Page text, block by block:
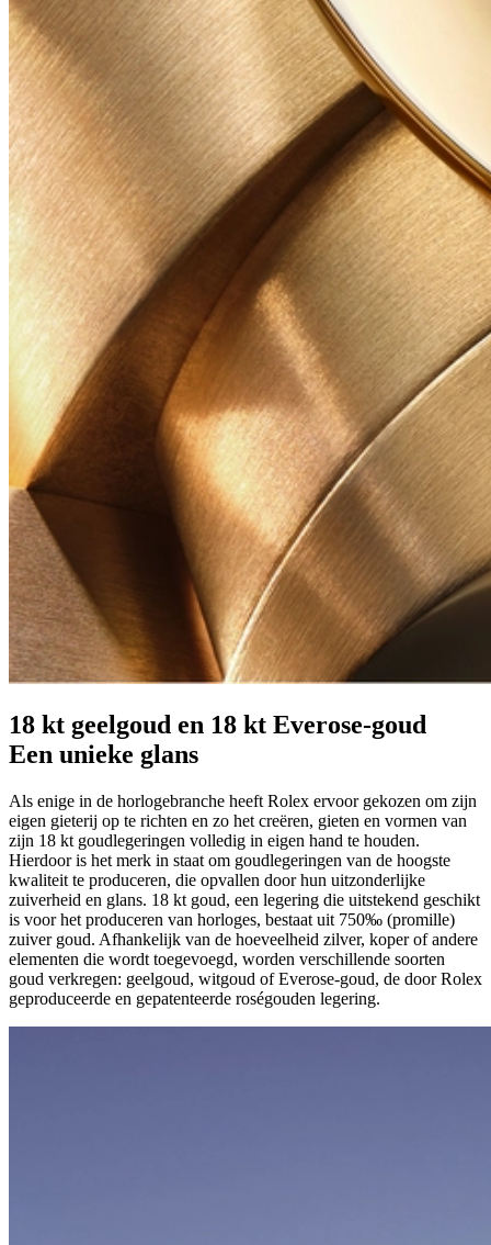
18 kt geelgoud en 18 kt Everose-goud
Een unieke glans
Als enige in de horlogebranche heeft Rolex ervoor gekozen om zijn
eigen gieterij op te richten en zo het creëren, gieten en vormen van
zijn 18 kt goudlegeringen volledig in eigen hand te houden.
Hierdoor is het merk in staat om goudlegeringen van de hoogste
kwaliteit te produceren, die opvallen door hun uitzonderlijke
zuiverheid en glans. 18 kt goud, een legering die uitstekend geschikt
is voor het produceren van horloges, bestaat uit 750‰ (promille)
zuiver goud. Afhankelijk van de hoeveelheid zilver, koper of andere
elementen die wordt toegevoegd, worden verschillende soorten
goud verkregen: geelgoud, witgoud of Everose-goud, de door Rolex
geproduceerde en gepatenteerde roségouden legering.